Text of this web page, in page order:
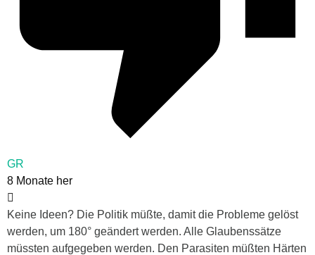
GR
8 Monate her
Keine Ideen? Die Politik müßte, damit die Probleme gelöst
werden, um 180° geändert werden. Alle Glaubenssätze
müssten aufgegeben werden. Den Parasiten müßten Härten